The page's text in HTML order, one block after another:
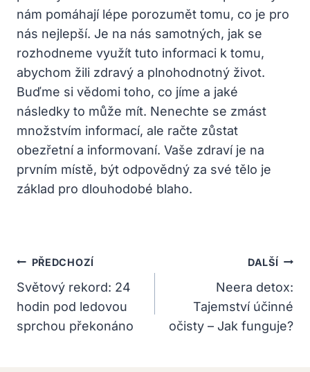
nám pomáhají lépe porozumět tomu, co je pro
nás nejlepší. Je na nás samotných, jak se
rozhodneme využít tuto informaci k tomu,
abychom žili zdravý a plnohodnotný život.
Buďme si vědomi toho, co jíme a jaké
následky to může mít. Nenechte se zmást
množstvím informací, ale račte zůstat
obezřetní a informovaní. Vaše zdraví je na
prvním místě, být odpovědný za své tělo je
základ pro dlouhodobé blaho.
Navigace
Pro
Příspěvek
PŘEDCHOZÍ
Světový rekord: 24
hodin pod ledovou
sprchou překonáno
DALŠÍ
Neera detox:
Tajemství účinné
očisty – Jak funguje?